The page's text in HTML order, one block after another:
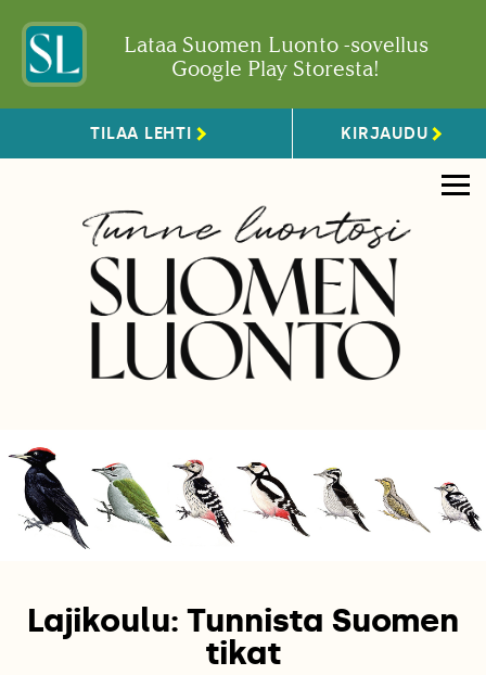
Lataa Suomen Luonto -sovellus
Google Play Storesta!
TILAA LEHTI KIRJAUDU
Lajikoulu: Tunnista Suomen
tikat